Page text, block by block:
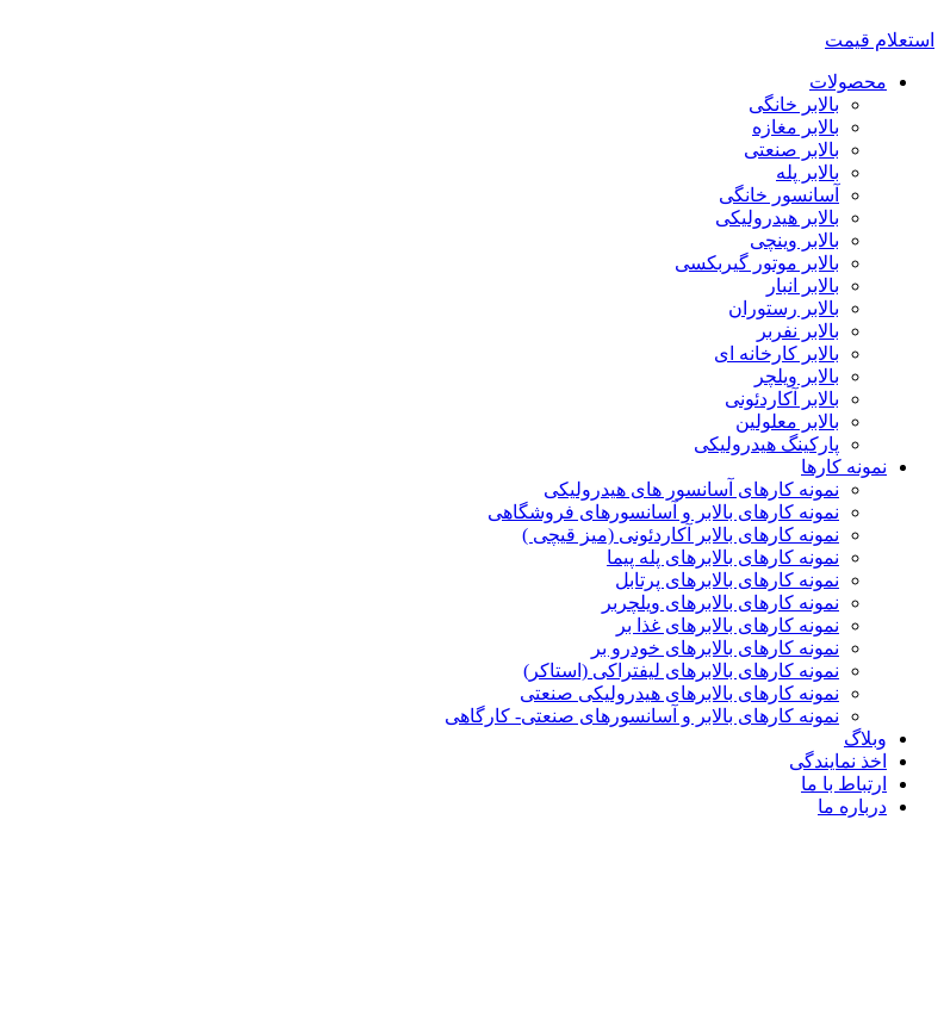
استعلام قیمت
محصولات
بالابر خانگی
بالابر مغازه
بالابر صنعتی
بالابر پله
آسانسور خانگی
بالابر هیدرولیکی
بالابر وینچی
بالابر موتور گیربکسی
بالابر انبار
بالابر رستوران
بالابر نفربر
بالابر کارخانه ای
بالابر ویلچر
بالابر آکاردئونی
بالابر معلولین
پارکینگ هیدرولیکی
نمونه کارها
نمونه کارهای آسانسور های هیدرولیکی
نمونه کارهای بالابر و آسانسورهای فروشگاهی
نمونه کارهای بالابر آکاردئونی (میز قیچی )
نمونه کارهای بالابرهای پله پیما
نمونه کارهای بالابرهای پرتابل
نمونه کارهای بالابرهای ویلچربر
نمونه کارهای بالابرهای غذا بر
نمونه کارهای بالابرهای خودرو بر
نمونه کارهای بالابرهای لیفتراکی (استاکر)
نمونه کارهای بالابرهای هیدرولیکی صنعتی
نمونه کارهای بالابر و آسانسورهای صنعتی- کارگاهی
وبلاگ
اخذ نمایندگی
ارتباط با ما
درباره ما